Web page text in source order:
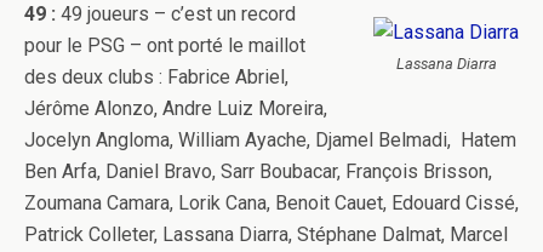
Lassana Diarra
49 : 49 joueurs – c’est un record
pour le PSG – ont porté le maillot
des deux clubs : Fabrice Abriel,
Jérôme Alonzo, Andre Luiz Moreira,
Jocelyn Angloma, William Ayache, Djamel Belmadi, Hatem
Ben Arfa, Daniel Bravo, Sarr Boubacar, François Brisson,
Zoumana Camara, Lorik Cana, Benoit Cauet, Edouard Cissé,
Patrick Colleter, Lassana Diarra, Stéphane Dalmat, Marcel